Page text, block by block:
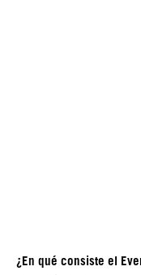
¿En qué consiste el